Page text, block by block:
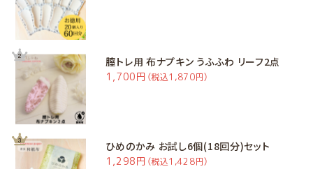
膣トレ用 布ナプキン うふふわ リーフ2点
1,700円 （税込1,870円）
ひめのかみ お試し6個(18回分)セット
1,298円 （税込1,428円）